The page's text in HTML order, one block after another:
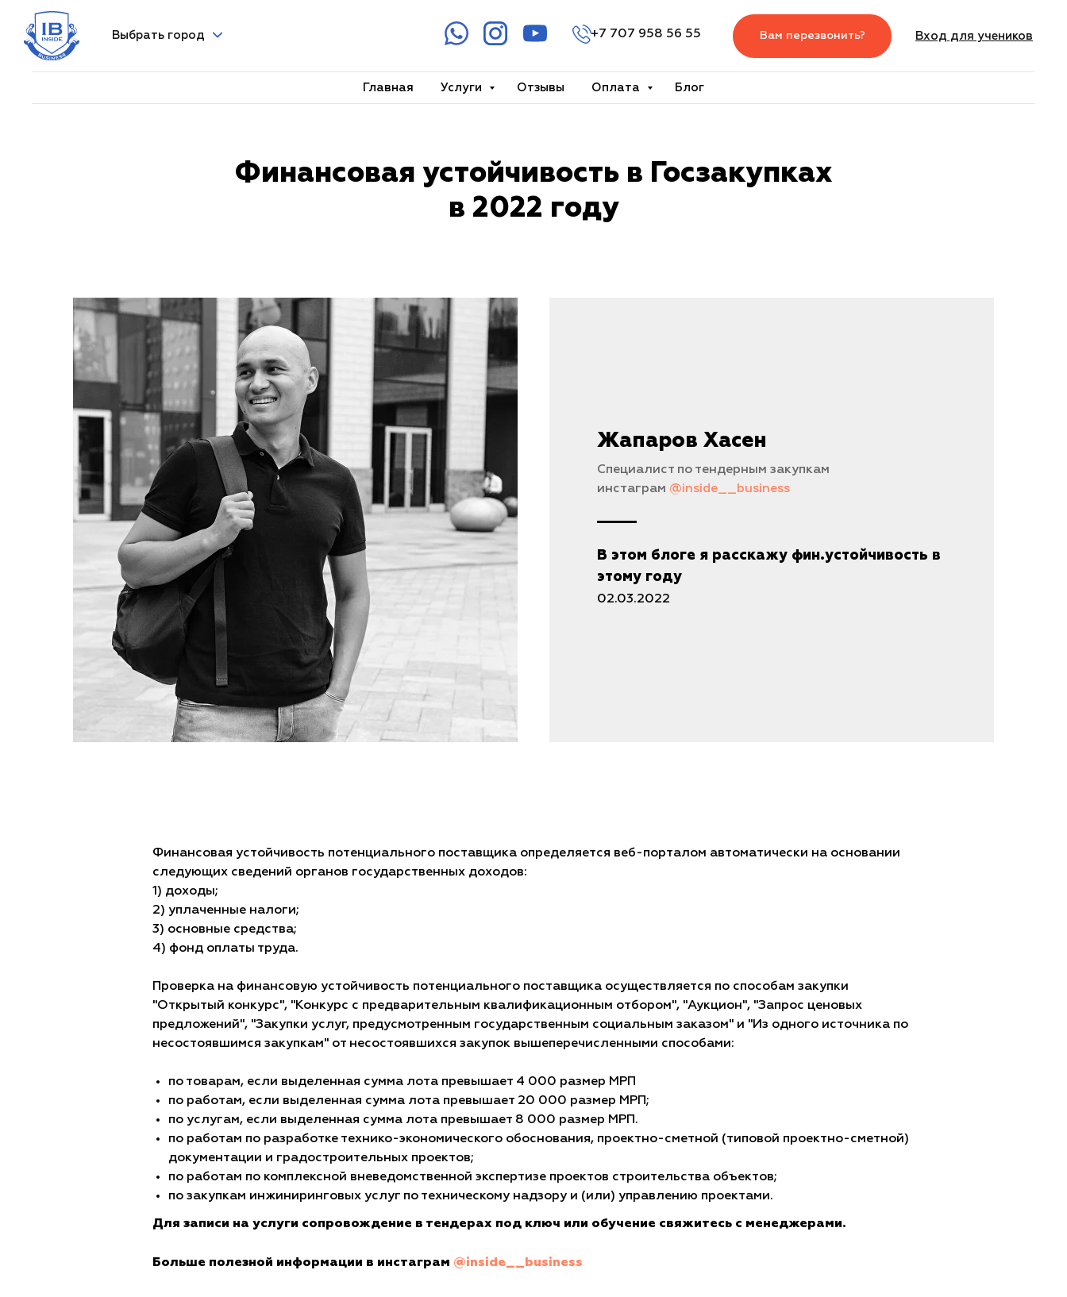
Вам перезвонить?
Выбрать город +7 707 958 56 55 Вам перезвонить? Вход для учеников
Главная Услуги Отзывы Оплата Блог
Финансовая устойчивость в Госзакупках
в 2022 году
Жапаров Хасен
Специалист по тендерным закупкам
инстаграм @inside__business
В этом блоге я расскажу фин.устойчивость в
этому году
02.03.2022
Финансовая устойчивость потенциального поставщика определяется веб-порталом автоматически на основании
следующих сведений органов государственных доходов:
1) доходы;
2) уплаченные налоги;
3) основные средства;
4) фонд оплаты труда.
Проверка на финансовую устойчивость потенциального поставщика осуществляется по способам закупки
"Открытый конкурс", "Конкурс с предварительным квалификационным отбором", "Аукцион", "Запрос ценовых
предложений", "Закупки услуг, предусмотренным государственным социальным заказом" и "Из одного источника по
несостоявшимся закупкам" от несостоявшихся закупок вышеперечисленными способами:
по товарам, если выделенная сумма лота превышает 4 000 размер МРП
по работам, если выделенная сумма лота превышает 20 000 размер МРП;
по услугам, если выделенная сумма лота превышает 8 000 размер МРП.
по работам по разработке технико-экономического обоснования, проектно-сметной (типовой проектно-сметной)
документации и градостроительных проектов;
по работам по комплексной вневедомственной экспертизе проектов строительства объектов;
по закупкам инжиниринговых услуг по техническому надзору и (или) управлению проектами.
Для записи на услуги сопровождение в тендерах под ключ или обучение свяжитесь с менеджерами.
Больше полезной информации в инстаграм @inside__business